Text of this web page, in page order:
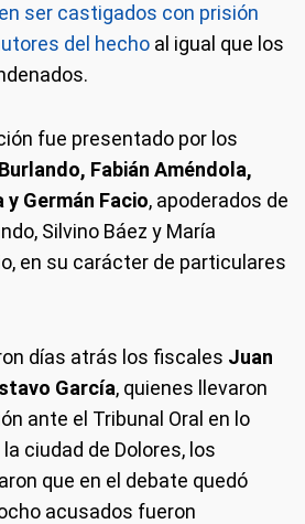
ser castigados con prisión
del hecho al igual que los
fue presentado por los
Fabián Améndola,
Germán Facio, apoderados de
Silvino Báez y María
en su carácter de particulares
días atrás los fiscales Juan
García, quienes llevaron
ante el Tribunal Oral en lo
ciudad de Dolores, los
que en el debate quedó
acusados fueron